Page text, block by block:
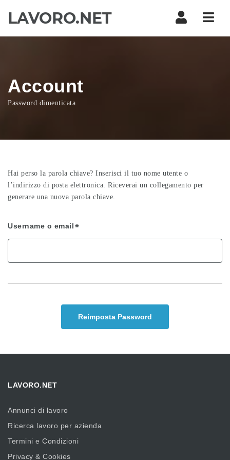
Account
Password dimenticata
Hai perso la parola chiave? Inserisci il tuo nome utente o
l’indirizzo di posta elettronica. Riceverai un collegamento per
generare una nuova parola chiave.
Username o email
Reimposta Password
LAVORO.NET
Annunci di lavoro
Ricerca lavoro per azienda
Termini e Condizioni
Privacy & Cookies